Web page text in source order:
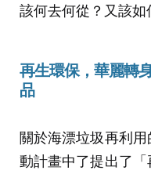
該何去何從？又該如
再生環保，華麗轉
品
關於海漂垃圾再利
動計畫中了提出了